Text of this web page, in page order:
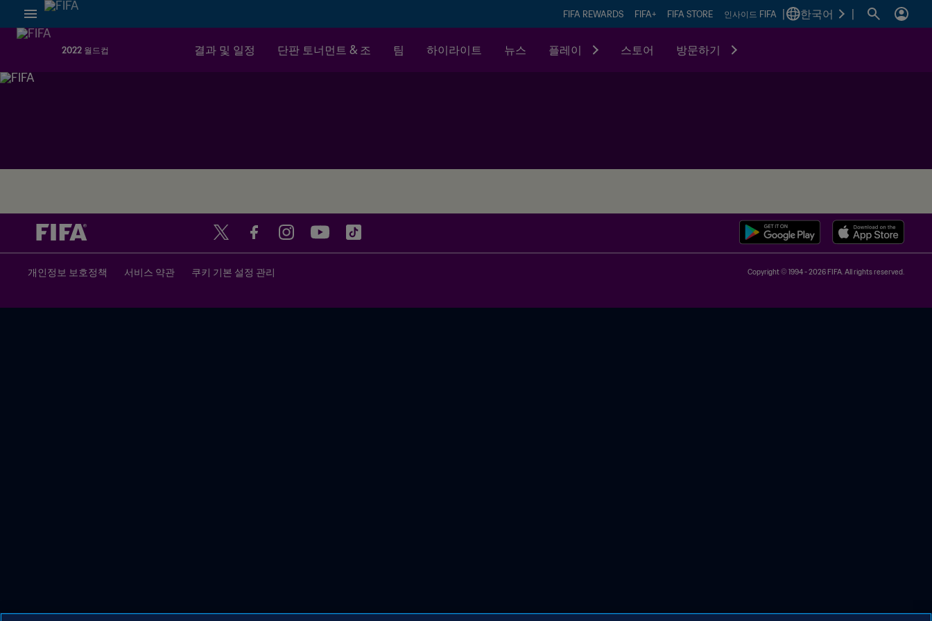
FIFA REWARDS FIFA+ FIFA STORE 인사이드 FIFA 한국어
2022 월드컵 결과 및 일정 단판 토너먼트 & 조 팀 하이라이트 뉴스 플레이 스토어 방문하기
개인정보 보호정책 서비스 약관 쿠키 기본 설정 관리 Copyright © 1994 - 2026 FIFA. All rights reserved.